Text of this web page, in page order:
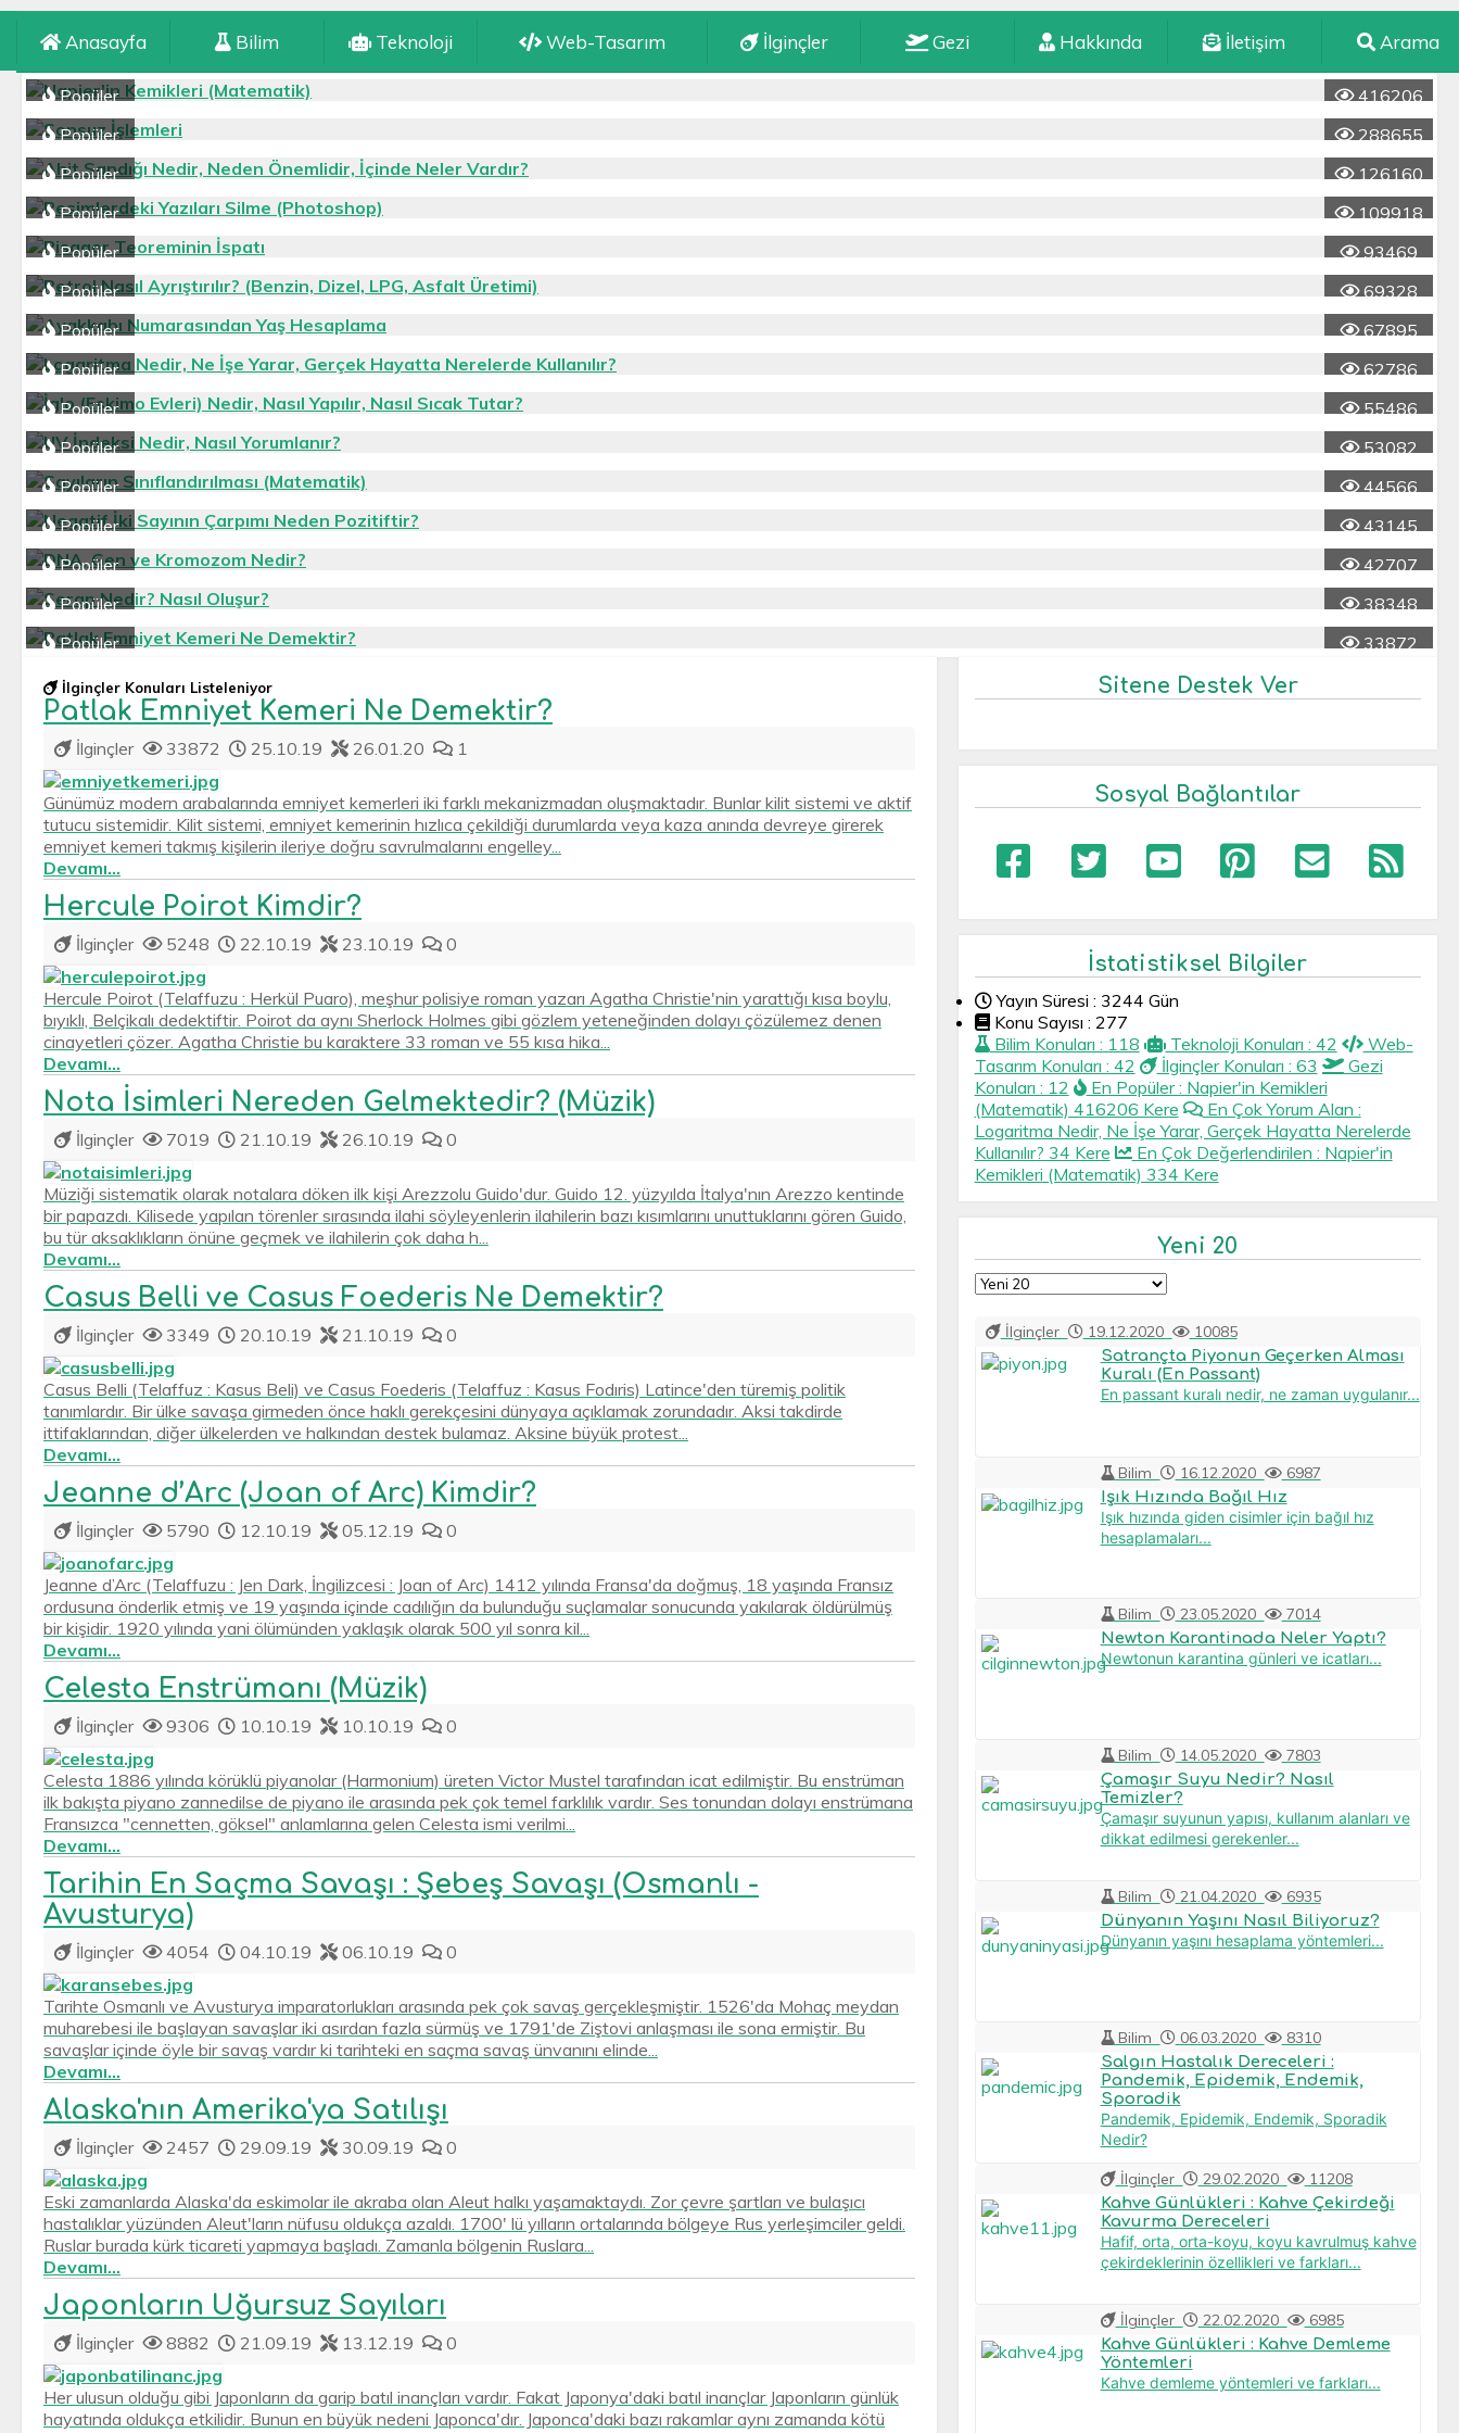
Anasayfa Bilim Teknoloji Web-Tasarım İlginçler Gezi Hakkında İletişim Arama
Popüler
416206
Popüler
288655
Popüler
126160
Popüler
109918
Popüler
93469
Popüler
69328
Popüler
67895
Popüler
62786
Popüler
55486
Popüler
53082
Popüler
44566
Popüler
43145
Popüler
42707
Popüler
38348
Popüler
33872
Yükleniyor...
İlginçler Konuları Listeleniyor
Patlak Emniyet Kemeri Ne Demektir?
İlginçler 33872 25.10.19 26.01.20 1
Günümüz modern arabalarında emniyet kemerleri iki farklı mekanizmadan oluşmaktadır. Bunlar kilit sistemi ve aktif
tutucu sistemidir. Kilit sistemi, emniyet kemerinin hızlıca çekildiği durumlarda veya kaza anında devreye girerek
emniyet kemeri takmış kişilerin ileriye doğru savrulmalarını engelley...
Devamı...
Hercule Poirot Kimdir?
İlginçler 5248 22.10.19 23.10.19 0
Hercule Poirot (Telaffuzu : Herkül Puaro), meşhur polisiye roman yazarı Agatha Christie'nin yarattığı kısa boylu,
bıyıklı, Belçikalı dedektiftir. Poirot da aynı Sherlock Holmes gibi gözlem yeteneğinden dolayı çözülemez denen
cinayetleri çözer. Agatha Christie bu karaktere 33 roman ve 55 kısa hika...
Devamı...
Nota İsimleri Nereden Gelmektedir? (Müzik)
İlginçler 7019 21.10.19 26.10.19 0
Müziği sistematik olarak notalara döken ilk kişi Arezzolu Guido'dur. Guido 12. yüzyılda İtalya'nın Arezzo kentinde
bir papazdı. Kilisede yapılan törenler sırasında ilahi söyleyenlerin ilahilerin bazı kısımlarını unuttuklarını gören Guido,
bu tür aksaklıkların önüne geçmek ve ilahilerin çok daha h...
Devamı...
Casus Belli ve Casus Foederis Ne Demektir?
İlginçler 3349 20.10.19 21.10.19 0
Casus Belli (Telaffuz : Kasus Beli) ve Casus Foederis (Telaffuz : Kasus Fodıris) Latince'den türemiş politik
tanımlardır. Bir ülke savaşa girmeden önce haklı gerekçesini dünyaya açıklamak zorundadır. Aksi takdirde
ittifaklarından, diğer ülkelerden ve halkından destek bulamaz. Aksine büyük protest...
Devamı...
Jeanne d’Arc (Joan of Arc) Kimdir?
İlginçler 5790 12.10.19 05.12.19 0
Jeanne d’Arc (Telaffuzu : Jen Dark, İngilizcesi : Joan of Arc) 1412 yılında Fransa'da doğmuş, 18 yaşında Fransız
ordusuna önderlik etmiş ve 19 yaşında içinde cadılığın da bulunduğu suçlamalar sonucunda yakılarak öldürülmüş
bir kişidir. 1920 yılında yani ölümünden yaklaşık olarak 500 yıl sonra kil...
Devamı...
Celesta Enstrümanı (Müzik)
İlginçler 9306 10.10.19 10.10.19 0
Celesta 1886 yılında körüklü piyanolar (Harmonium) üreten Victor Mustel tarafından icat edilmiştir. Bu enstrüman
ilk bakışta piyano zannedilse de piyano ile arasında pek çok temel farklılık vardır. Ses tonundan dolayı enstrümana
Fransızca "cennetten, göksel" anlamlarına gelen Celesta ismi verilmi...
Devamı...
Tarihin En Saçma Savaşı : Şebeş Savaşı (Osmanlı -
Avusturya)
İlginçler 4054 04.10.19 06.10.19 0
Tarihte Osmanlı ve Avusturya imparatorlukları arasında pek çok savaş gerçekleşmiştir. 1526'da Mohaç meydan
muharebesi ile başlayan savaşlar iki asırdan fazla sürmüş ve 1791'de Ziştovi anlaşması ile sona ermiştir. Bu
savaşlar içinde öyle bir savaş vardır ki tarihteki en saçma savaş ünvanını elinde...
Devamı...
Alaska'nın Amerika'ya Satılışı
İlginçler 2457 29.09.19 30.09.19 0
Eski zamanlarda Alaska'da eskimolar ile akraba olan Aleut halkı yaşamaktaydı. Zor çevre şartları ve bulaşıcı
hastalıklar yüzünden Aleut'ların nüfusu oldukça azaldı. 1700' lü yılların ortalarında bölgeye Rus yerleşimciler geldi.
Ruslar burada kürk ticareti yapmaya başladı. Zamanla bölgenin Ruslara...
Devamı...
Japonların Uğursuz Sayıları
İlginçler 8882 21.09.19 13.12.19 0
Her ulusun olduğu gibi Japonların da garip batıl inançları vardır. Fakat Japonya'daki batıl inançlar Japonların günlük
hayatında oldukça etkilidir. Bunun en büyük nedeni Japonca'dır. Japonca'daki bazı rakamlar aynı zamanda kötü
Sitene Destek Ver
Sosyal Bağlantılar
İstatistiksel Bilgiler
Yayın Süresi : 3244 Gün
Konu Sayısı : 277
Bilim Konuları : 118
Teknoloji Konuları : 42
Web-
Tasarım Konuları : 42
İlginçler Konuları : 63
Gezi
Konuları : 12
En Popüler : Napier'in Kemikleri
(Matematik) 416206 Kere
En Çok Yorum Alan :
Logaritma Nedir, Ne İşe Yarar, Gerçek Hayatta Nerelerde
Kullanılır? 34 Kere
En Çok Değerlendirilen : Napier'in
Kemikleri (Matematik) 334 Kere
Yeni 20
İlginçler 19.12.2020 10085
Satrançta Piyonun Geçerken Alması
Kuralı (En Passant)
En passant kuralı nedir, ne zaman uygulanır...
Bilim 16.12.2020 6987
Işık Hızında Bağıl Hız
Işık hızında giden cisimler için bağıl hız
hesaplamaları...
Bilim 23.05.2020 7014
Newton Karantinada Neler Yaptı?
Newtonun karantina günleri ve icatları...
Bilim 14.05.2020 7803
Çamaşır Suyu Nedir? Nasıl
Temizler?
Çamaşır suyunun yapısı, kullanım alanları ve
dikkat edilmesi gerekenler...
Bilim 21.04.2020 6935
Dünyanın Yaşını Nasıl Biliyoruz?
Dünyanın yaşını hesaplama yöntemleri...
Bilim 06.03.2020 8310
Salgın Hastalık Dereceleri :
Pandemik, Epidemik, Endemik,
Sporadik
Pandemik, Epidemik, Endemik, Sporadik
Nedir?
İlginçler 29.02.2020 11208
Kahve Günlükleri : Kahve Çekirdeği
Kavurma Dereceleri
Hafif, orta, orta-koyu, koyu kavrulmuş kahve
çekirdeklerinin özellikleri ve farkları...
İlginçler 22.02.2020 6985
Kahve Günlükleri : Kahve Demleme
Yöntemleri
Kahve demleme yöntemleri ve farkları...